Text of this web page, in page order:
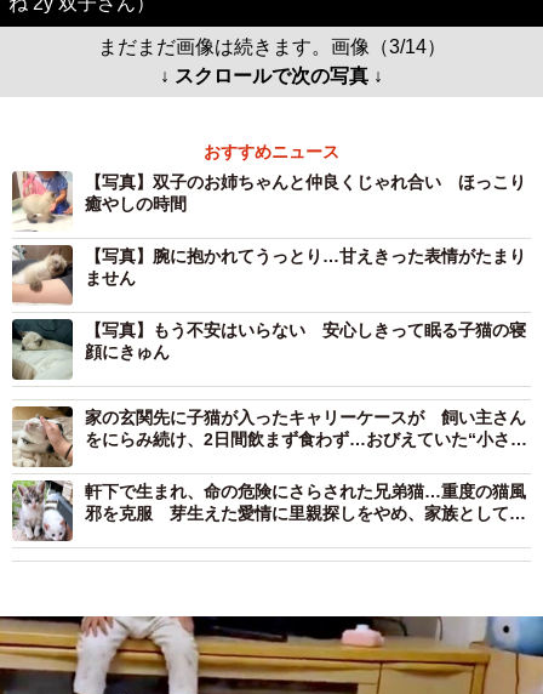
まだまだ画像は続きます。画像（3/14）
↓ スクロールで次の写真 ↓
おすすめニュース
【写真】双子のお姉ちゃんと仲良くじゃれ合い ほっこり
癒やしの時間
【写真】腕に抱かれてうっとり…甘えきった表情がたまり
ません
【写真】もう不安はいらない 安心しきって眠る子猫の寝
顔にきゅん
家の玄関先に子猫が入ったキャリーケースが 飼い主さん
をにらみ続け、2日間飲まず食わず…おびえていた“小さな
軒下で生まれ、命の危険にさらされた兄弟猫…重度の猫風
邪を克服 芽生えた愛情に里親探しをやめ、家族として歩